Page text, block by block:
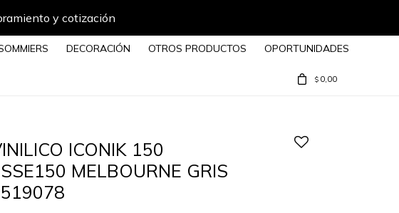
y cotización
DECORACIÓN OTROS PRODUCTOS OPORTUNIDADES
$ 0,00
ICONIK 150
MELBOURNE GRIS